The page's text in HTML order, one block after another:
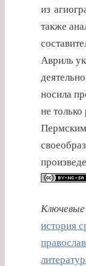
из
также
Авриль
носила
не
история